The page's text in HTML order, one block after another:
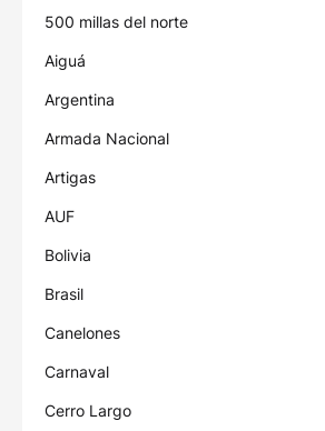
500 millas del norte
Aiguá
Argentina
Armada Nacional
Artigas
AUF
Bolivia
Brasil
Canelones
Carnaval
Cerro Largo